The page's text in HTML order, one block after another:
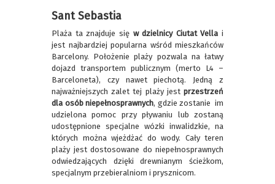
Sant Sebastia
Plaża ta znajduje się w dzielnicy Ciutat Vella i
jest najbardziej popularna wśród mieszkańców
Barcelony. Położenie plaży pozwala na łatwy
dojazd transportem publicznym (merto L4 –
Barceloneta), czy nawet piechotą. Jedną z
najważniejszych zalet tej plaży jestprzestrzeń
dla osób niepełnosprawnych, gdzie zostanie im
udzielona pomoc przy pływaniu lub zostaną
udostępnione specjalne wózki inwalidzkie, na
których można wjeżdżać do wody. Cały teren
plaży jest dostosowane do niepełnosprawnych
odwiedzających dzięki drewnianym ścieżkom,
specjalnym przebieralniom i prysznicom.